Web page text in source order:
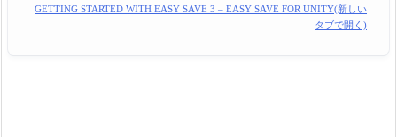
GETTING STARTED WITH EASY SAVE 3 – EASY SAVE FOR UNITY(新しい
タブで開く)